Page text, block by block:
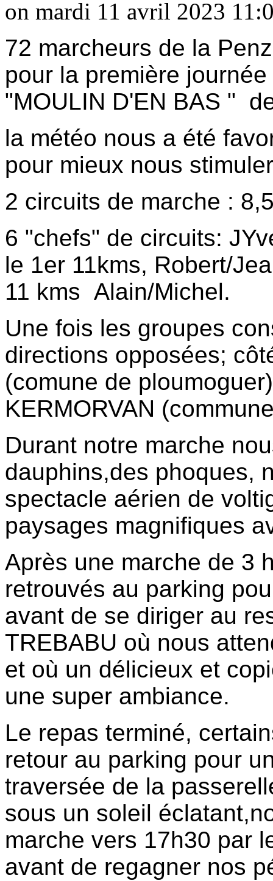
on mardi 11 avril 2023
72 marcheurs de la
pour la première
"MOULIN D'EN BAS "
la météo nous a été
pour mieux nous
2 circuits de marche :
6 "chefs" de circuits:
le 1er 11kms, Robert/
11 kms Alain/Michel.
Une fois les groupes
directions opposées;
(comune de
KERMORVAN
Durant notre marche
dauphins,des phoques,
spectacle aérien de
paysages magnifiques
Après une marche de 3
retrouvés au parking
avant de se diriger au
TREBABU où nous
et où un délicieux et
une super ambiance.
Le repas terminé,
retour au parking pour
traversée de la
sous un soleil
marche vers 17h30 par
avant de regagner nos